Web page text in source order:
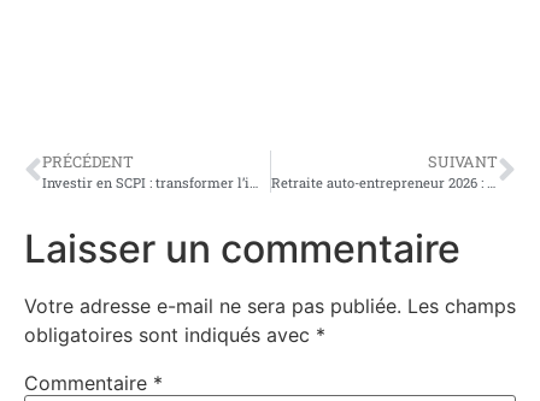
PRÉCÉDENT SUIVANT
Laisser un commentaire
Votre adresse e-mail ne sera pas publiée. Les champs
obligatoires sont indiqués avec *
Commentaire *